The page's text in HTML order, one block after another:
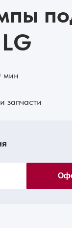
мин
запчасти